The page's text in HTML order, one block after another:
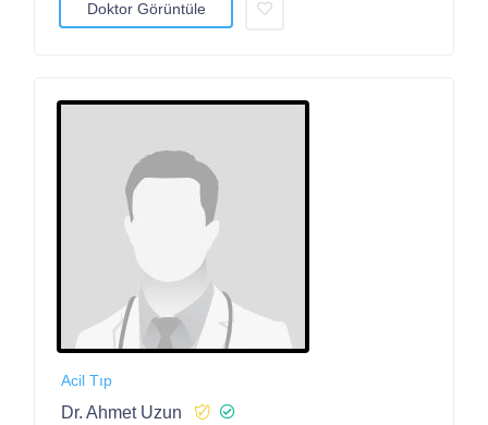
Doktor Görüntüle
Acil Tıp
Dr. Ahmet Uzun